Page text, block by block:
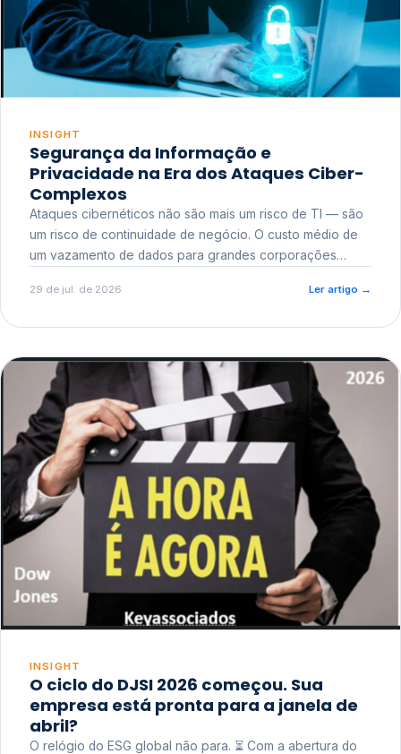
INSIGHT
Segurança da Informação e
Privacidade na Era dos Ataques Ciber-
Complexos
Ataques cibernéticos não são mais um risco de TI — são
um risco de continuidade de negócio. O custo médio de
um vazamento de dados para grandes corporações
reputacional e o risco regulatório junto a órgãos como a
29 de jul. de 2026 Ler artigo →
INSIGHT
O ciclo do DJSI 2026 começou. Sua
empresa está pronta para a janela de
abril?
O relógio do ESG global não para. ⏳ Com a abertura do